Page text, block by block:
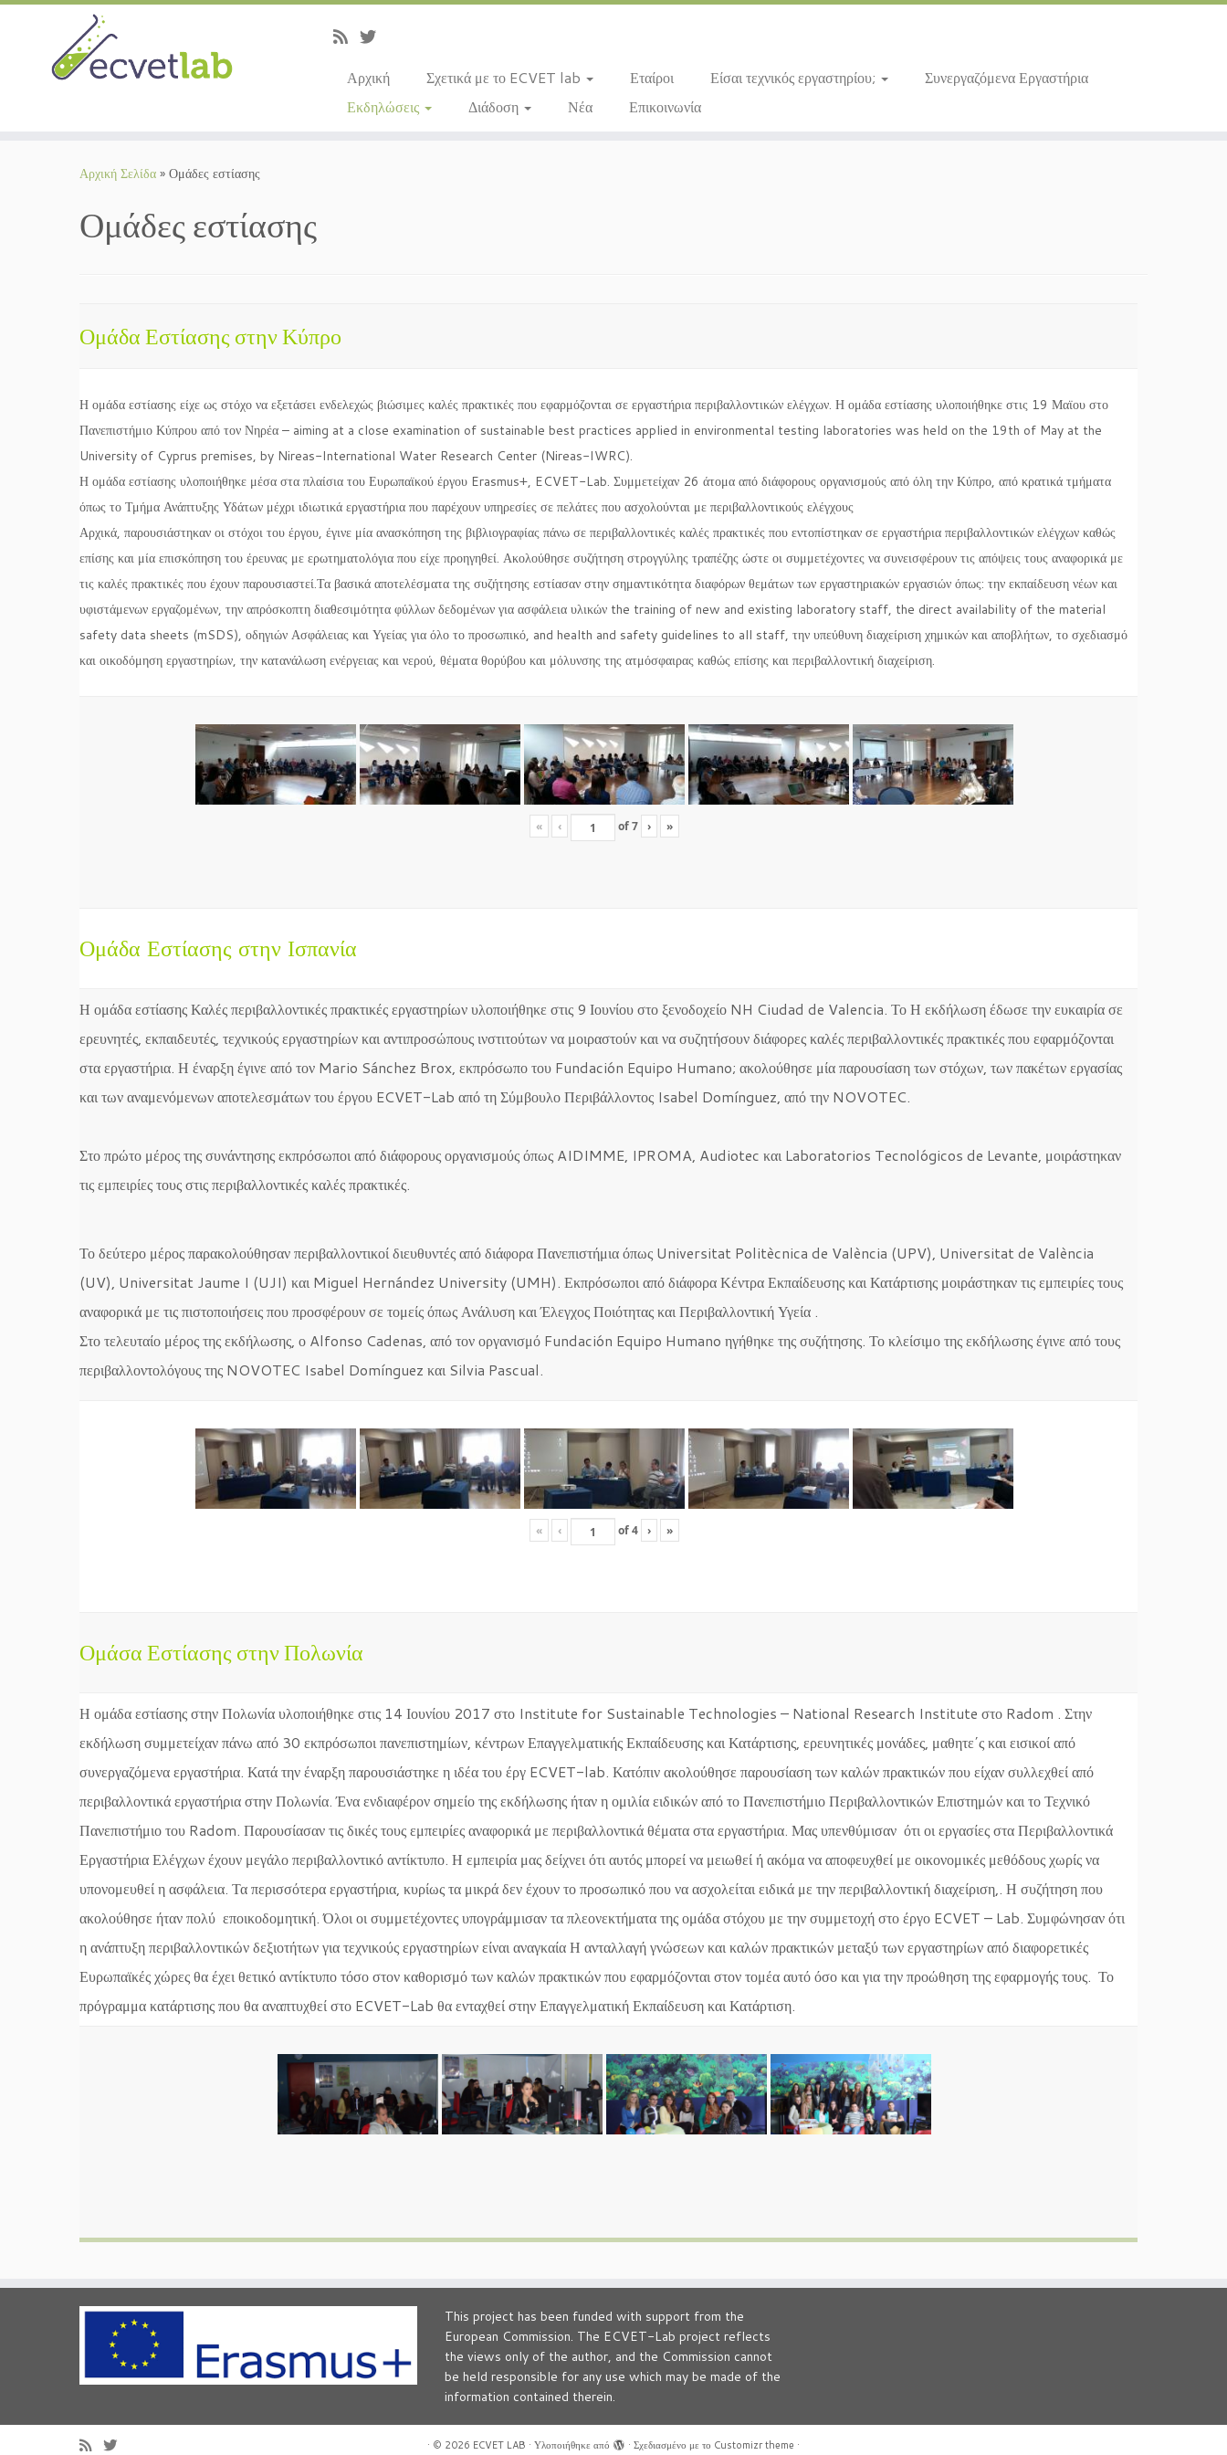
Αρχική Σχετικά με το ECVET lab Εταίροι Είσαι τεχνικός εργαστηρίου;
Συνεργαζόμενα Εργαστήρια
Εκδηλώσεις
Διάδοση Νέα Επικοινωνία
Αρχική Σελίδα » Ομάδες εστίασης
Ομάδες εστίασης
Ομάδα Εστίασης στην Κύπρο
Η ομάδα εστίασης είχε ως στόχο να εξετάσει ενδελεχώς βιώσιμες καλές πρακτικές που εφαρμόζονται σε εργαστήρια περιβαλλοντικών ελέγχων. Η ομάδα εστίασης υλοποιήθηκε στις 19 Μαϊου στο
Πανεπιστήμιο Κύπρου από τον Νηρέα – aiming at a close examination of sustainable best practices applied in environmental testing laboratories was held on the 19th of May at the
University of Cyprus premises, by Nireas-International Water Research Center (Nireas-IWRC).
Η ομάδα εστίασης υλοποιήθηκε μέσα στα πλαίσια του Ευρωπαϊκού έργου Erasmus+, ECVET-Lab. Συμμετείχαν 26 άτομα από διάφορους οργανισμούς από όλη την Κύπρο, από κρατικά τμήματα
όπως το Τμήμα Ανάπτυξης Υδάτων μέχρι ιδιωτικά εργαστήρια που παρέχουν υπηρεσίες σε πελάτες που ασχολούνται με περιβαλλοντικούς ελέγχους
Αρχικά, παρουσιάστηκαν οι στόχοι του έργου, έγινε μία ανασκόπηση της βιβλιογραφίας πάνω σε περιβαλλοντικές καλές πρακτικές που εντοπίστηκαν σε εργαστήρια περιβαλλοντικών ελέγχων καθώς
επίσης και μία επισκόπηση του έρευνας με ερωτηματολόγια που είχε προηγηθεί. Ακολούθησε συζήτηση στρογγύλης τραπέζης ώστε οι συμμετέχοντες να συνεισφέρουν τις απόψεις τους αναφορικά με
τις καλές πρακτικές που έχουν παρουσιαστεί.Τα βασικά αποτελέσματα της συζήτησης εστίασαν στην σημαντικότητα διαφόρων θεμάτων των εργαστηριακών εργασιών όπως: την εκπαίδευση νέων και
υφιστάμενων εργαζομένων, την απρόσκοπτη διαθεσιμότητα φύλλων δεδομένων για ασφάλεια υλικών the training of new and existing laboratory staff, the direct availability of the material
safety data sheets (mSDS), οδηγιών Ασφάλειας και Υγείας για όλο το προσωπικό, and health and safety guidelines to all staff, την υπεύθυνη διαχείριση χημικών και αποβλήτων, το σχεδιασμό
και οικοδόμηση εργαστηρίων, την κατανάλωση ενέργειας και νερού, θέματα θορύβου και μόλυνσης της ατμόσφαιρας καθώς επίσης και περιβαλλοντική διαχείριση.
« ‹ of7 › »
Ομάδα Εστίασης στην Ισπανία
Η ομάδα εστίασης Καλές περιβαλλοντικές πρακτικές εργαστηρίων υλοποιήθηκε στις 9 Ιουνίου στο ξενοδοχείο NH Ciudad de Valencia. Το Η εκδήλωση έδωσε την ευκαιρία σε
ερευνητές, εκπαιδευτές, τεχνικούς εργαστηρίων και αντιπροσώπους ινστιτούτων να μοιραστούν και να συζητήσουν διάφορες καλές περιβαλλοντικές πρακτικές που εφαρμόζονται
στα εργαστήρια. Η έναρξη έγινε από τον Mario Sánchez Brox, εκπρόσωπο του Fundación Equipo Humano; ακολούθησε μία παρουσίαση των στόχων, των πακέτων εργασίας
και των αναμενόμενων αποτελεσμάτων του έργου ECVET-Lab από τη Σύμβουλο Περιβάλλοντος Isabel Domínguez, από την NOVOTEC.
Στο πρώτο μέρος της συνάντησης εκπρόσωποι από διάφορους οργανισμούς όπως AIDIMME, IPROMA, Audiotec και Laboratorios Tecnológicos de Levante, μοιράστηκαν
τις εμπειρίες τους στις περιβαλλοντικές καλές πρακτικές.
Το δεύτερο μέρος παρακολούθησαν περιβαλλοντικοί διευθυντές από διάφορα Πανεπιστήμια όπως Universitat Politècnica de València (UPV), Universitat de València
(UV), Universitat Jaume I (UJI) και Miguel Hernández University (UMH). Εκπρόσωποι από διάφορα Κέντρα Εκπαίδευσης και Κατάρτισης μοιράστηκαν τις εμπειρίες τους
αναφορικά με τις πιστοποιήσεις που προσφέρουν σε τομείς όπως Ανάλυση και Έλεγχος Ποιότητας και Περιβαλλοντική Υγεία .
Στο τελευταίο μέρος της εκδήλωσης, ο Alfonso Cadenas, από τον οργανισμό Fundación Equipo Humano ηγήθηκε της συζήτησης. Το κλείσιμο της εκδήλωσης έγινε από τους
περιβαλλοντολόγους της NOVOTEC Isabel Domínguez και Silvia Pascual.
« ‹ of4 › »
Ομάσα Εστίασης στην Πολωνία
Η ομάδα εστίασης στην Πολωνία υλοποιήθηκε στις 14 Ιουνίου 2017 στο Institute for Sustainable Technologies – National Research Institute στο Radom . Στην
εκδήλωση συμμετείχαν πάνω από 30 εκπρόσωποι πανεπιστημίων, κέντρων Επαγγελματικής Εκπαίδευσης και Κατάρτισης, ερευνητικές μονάδες, μαθητε΄ς και εισικοί από
συνεργαζόμενα εργαστήρια. Κατά την έναρξη παρουσιάστηκε η ιδέα του έργ ECVET-lab. Κατόπιν ακολούθησε παρουσίαση των καλών πρακτικών που είχαν συλλεχθεί από
περιβαλλοντικά εργαστήρια στην Πολωνία. Ένα ενδιαφέρον σημείο της εκδήλωσης ήταν η ομιλία ειδικών από το Πανεπιστήμιο Περιβαλλοντικών Επιστημών και το Τεχνικό
Πανεπιστήμιο του Radom. Παρουσίασαν τις δικές τους εμπειρίες αναφορικά με περιβαλλοντικά θέματα στα εργαστήρια. Μας υπενθύμισαν ότι οι εργασίες στα Περιβαλλοντικά
Εργαστήρια Ελέγχων έχουν μεγάλο περιβαλλοντικό αντίκτυπο. Η εμπειρία μας δείχνει ότι αυτός μπορεί να μειωθεί ή ακόμα να αποφευχθεί με οικονομικές μεθόδους χωρίς να
υπονομευθεί η ασφάλεια. Τα περισσότερα εργαστήρια, κυρίως τα μικρά δεν έχουν το προσωπικό που να ασχολείται ειδικά με την περιβαλλοντική διαχείριση,. Η συζήτηση που
ακολούθησε ήταν πολύ εποικοδομητική. Όλοι οι συμμετέχοντες υπογράμμισαν τα πλεονεκτήματα της ομάδα στόχου με την συμμετοχή στο έργο ECVET – Lab. Συμφώνησαν ότι
η ανάπτυξη περιβαλλοντικών δεξιοτήτων για τεχνικούς εργαστηρίων είναι αναγκαία Η ανταλλαγή γνώσεων και καλών πρακτικών μεταξύ των εργαστηρίων από διαφορετικές
Ευρωπαϊκές χώρες θα έχει θετικό αντίκτυπο τόσο στον καθορισμό των καλών πρακτικών που εφαρμόζονται στον τομέα αυτό όσο και για την προώθηση της εφαρμογής τους. Το
πρόγραμμα κατάρτισης που θα αναπτυχθεί στο ECVET-Lab θα ενταχθεί στην Επαγγελματική Εκπαίδευση και Κατάρτιση.
This project has been funded with support from the
European Commission. The ECVET-Lab project reflects
the views only of the author, and the Commission cannot
be held responsible for any use which may be made of the
information contained therein.
· © 2026 ECVET LAB · Υλοποιήθηκε από · Σχεδιασμένο με το Customizr theme ·